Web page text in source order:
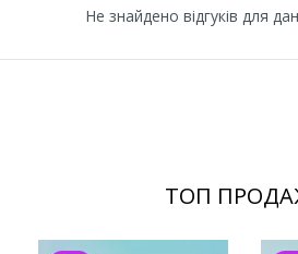
Не знайдено відгуків для
ТОП